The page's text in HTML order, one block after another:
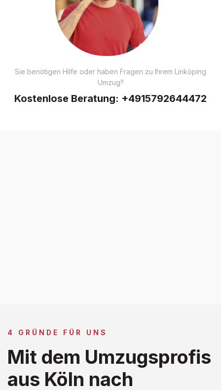
Sie benötigen Hilfe oder haben Fragen zu Ihrem Linköping
Umzug?
Kostenlose Beratung: +4915792644472
4 GRÜNDE FÜR UNS
Mit dem Umzugsprofis
aus Köln nach